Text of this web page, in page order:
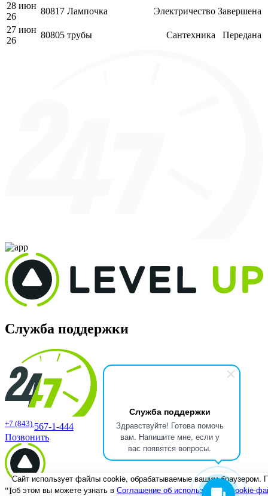
Служба поддержки
Здравствуйте! Готова помочь
вам. Напишите мне, если у
вас появятся вопросы.
28 июн
26
80817 Лампочка Электричество Завершена
27 июн
26
80805 трубы Сантехника Передана
Служба поддержки
+7 (843) 567-1-444
Позвонить
"Level UP" 420088 Республика Татарстан
Сайт использует файлы cookie, обрабатываемые вашим браузером.
об этом вы можете узнать в Соглашение об использовании cookie-